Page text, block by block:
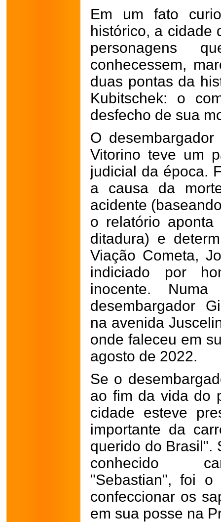
Em um fato
histórico, a cidade
personagens
conhecessem,
duas pontas da
Kubitschek: o
desfecho de sua
O
Vitorino teve um
judicial da época.
a causa da
acidente
o relatório
ditadura) e
Viação Cometa,
indiciado por
inocente.
desembargador
na avenida
onde faleceu em
agosto de 2022.
Se o
ao fim da vida do
cidade esteve
importante da
querido do Brasil".
conhecido
"Sebastian", foi o
confeccionar os
em sua posse na